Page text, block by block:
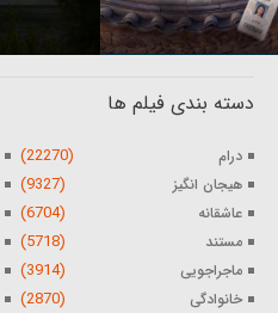
دسته بندی فیلم ها
درام (22270)
هیجان انگیز (9327)
عاشقانه (6704)
مستند (5718)
ماجراجویی (3914)
خانوادگی (2870)